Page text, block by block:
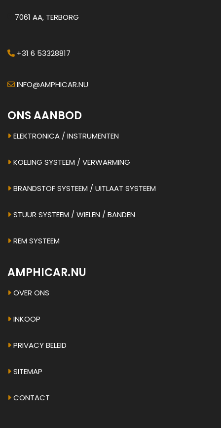
7061 AA, TERBORG
+31 6 53328817
INFO@AMPHICAR.NU
ONS AANBOD
ELEKTRONICA / INSTRUMENTEN
KOELING SYSTEEM / VERWARMING
BRANDSTOF SYSTEEM / UITLAAT SYSTEEM
STUUR SYSTEEM / WIELEN / BANDEN
REM SYSTEEM
AMPHICAR.NU
OVER ONS
INKOOP
PRIVACY BELEID
SITEMAP
CONTACT